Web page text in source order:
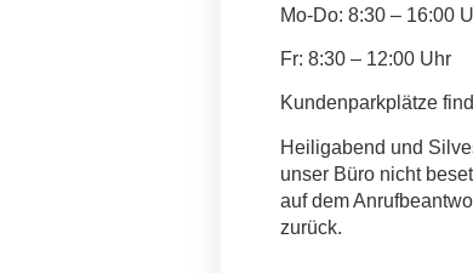
Mo-Do: 8:30 – 16:00
Fr: 8:30 – 12:00 Uhr
Kundenparkplätze
Heiligabend und
unser Büro nicht
auf dem
zurück.